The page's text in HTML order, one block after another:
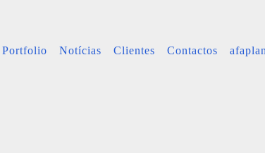
Portfolio Notícias Clientes Contactos